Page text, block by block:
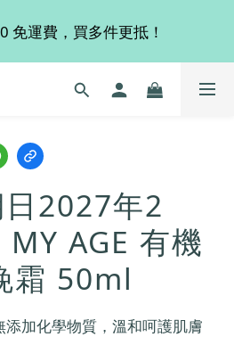
免運費，買多件更抵！
免運費，買多件更抵！
指定產品👉🏻即享有8折優惠！
月暫停德國代購服務，於9月
復正常。
免運費，買多件更抵！
2027年2
AGE 有機
霜 50ml
加化學物質，溫和呵護肌膚